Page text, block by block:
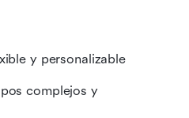
y personalizable
complejos y